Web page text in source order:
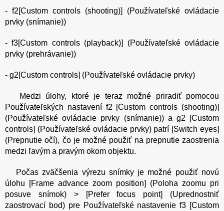
- f2[Custom controls (shooting)] (Používateľské ovládacie
prvky (snímanie))
- f3[Custom controls (playback)] (Používateľské ovládacie
prvky (prehrávanie))
- g2[Custom controls] (Používateľské ovládacie prvky)
Medzi úlohy, ktoré je teraz možné priradiť pomocou
Používateľských nastavení f2 [Custom controls (shooting)]
(Používateľské ovládacie prvky (snímanie)) a g2 [Custom
controls] (Používateľské ovládacie prvky) patrí [Switch eyes]
(Prepnutie očí), čo je možné použiť na prepnutie zaostrenia
medzi ľavým a pravým okom objektu.
Počas zväčšenia výrezu snímky je možné použiť novú
úlohu [Frame advance zoom position] (Poloha zoomu pri
posuve snímok) > [Prefer focus point] (Uprednostniť
zaostrovací bod) pre Používateľské nastavenie f3 [Custom